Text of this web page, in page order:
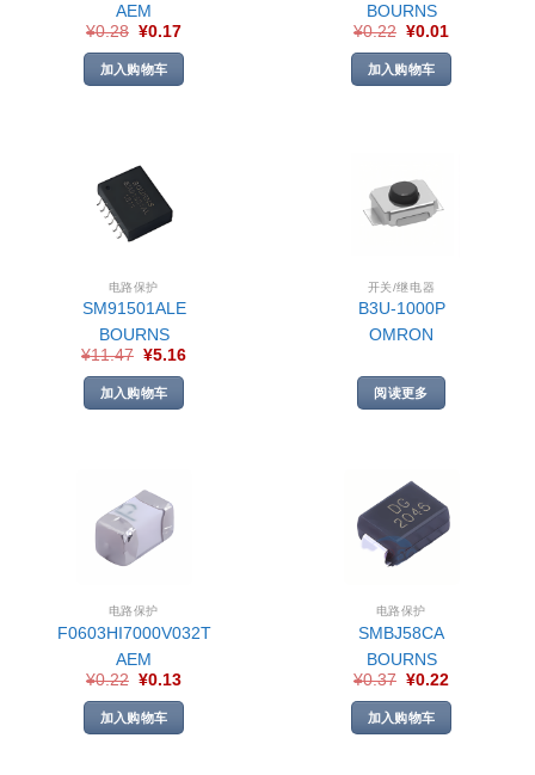
AEM
¥0.28 ¥0.17
加入购物车
BOURNS
¥0.22 ¥0.01
加入购物车
电路保护
SM91501ALE
BOURNS
¥11.47 ¥5.16
加入购物车
开关/继电器
B3U-1000P
OMRON
阅读更多
电路保护
F0603HI7000V032T
AEM
¥0.22 ¥0.13
加入购物车
电路保护
SMBJ58CA
BOURNS
¥0.37 ¥0.22
加入购物车